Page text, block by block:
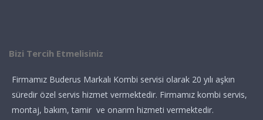
Bizi Tercih Etmelisiniz
Firmamız Buderus Markalı Kombi servisi olarak 20 yılı aşkın
süredir özel servis hizmet vermektedir. Firmamız kombi servis,
montaj, bakım, tamir ve onarım hizmeti vermektedir.